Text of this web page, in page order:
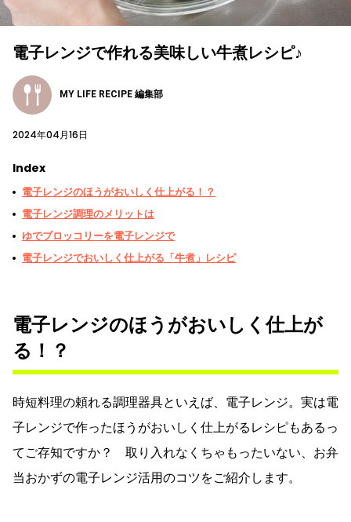
電子レンジで作れる美味しい牛煮レシピ♪
MY LIFE RECIPE 編集部
2024年04月16日
Index
電子レンジのほうがおいしく仕上がる！？
電子レンジ調理のメリットは
ゆでブロッコリーを電子レンジで
電子レンジでおいしく仕上がる「牛煮」レシピ
電子レンジのほうがおいしく仕上が
る！？
時短料理の頼れる調理器具といえば、電子レンジ。実は電
子レンジで作ったほうがおいしく仕上がるレシピもあるっ
てご存知ですか？ 取り入れなくちゃもったいない、お弁
当おかずの電子レンジ活用のコツをご紹介します。